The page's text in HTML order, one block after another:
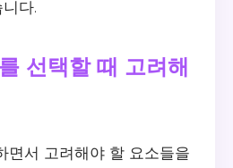
다.
선택할 때 고려해
면서 고려해야 할 요소들을